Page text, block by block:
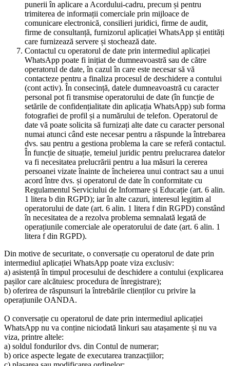
punerii în aplicare a Acordului-cadru, precum și pentru
trimiterea de informații comerciale prin mijloace de
comunicare electronică, consilieri juridici, firme de audit,
firme de consultanță, furnizorul aplicației WhatsApp și entități
care furnizează servere și stochează date.
Contactul cu operatorul de date prin intermediul aplicației
WhatsApp poate fi inițiat de dumneavoastră sau de către
operatorul de date, în cazul în care este necesar să vă
contacteze pentru a finaliza procesul de deschidere a contului
(cont activ). În consecință, datele dumneavoastră cu caracter
personal pot fi transmise operatorului de date (în funcție de
setările de confidențialitate din aplicația WhatsApp) sub forma
fotografiei de profil și a numărului de telefon. Operatorul de
date vă poate solicita să furnizați alte date cu caracter personal
numai atunci când este necesar pentru a răspunde la întrebarea
dvs. sau pentru a gestiona problema la care se referă contactul.
În funcție de situație, temeiul juridic pentru prelucrarea datelor
va fi necesitatea prelucrării pentru a lua măsuri la cererea
persoanei vizate înainte de încheierea unui contract sau a unui
acord între dvs. și operatorul de date în conformitate cu
Regulamentul Serviciului de Informare și Educație (art. 6 alin.
1 litera b din RGPD); iar în alte cazuri, interesul legitim al
operatorului de date (art. 6 alin. 1 litera f din RGPD) constând
în necesitatea de a rezolva problema semnalată legată de
operațiunile comerciale ale operatorului de date (art. 6 alin. 1
litera f din RGPD).
Din motive de securitate, o conversație cu operatorul de date prin
intermediul aplicației WhatsApp poate viza exclusiv:
a) asistență în timpul procesului de deschidere a contului (explicarea
pașilor care alcătuiesc procedura de înregistrare);
b) oferirea de răspunsuri la întrebările clienților cu privire la
operațiunile OANDA.
O conversație cu operatorul de date prin intermediul aplicației
WhatsApp nu va conține niciodată linkuri sau atașamente și nu va
viza, printre altele:
a) soldul fondurilor dvs. din Contul de numerar;
b) orice aspecte legate de executarea tranzacțiilor;